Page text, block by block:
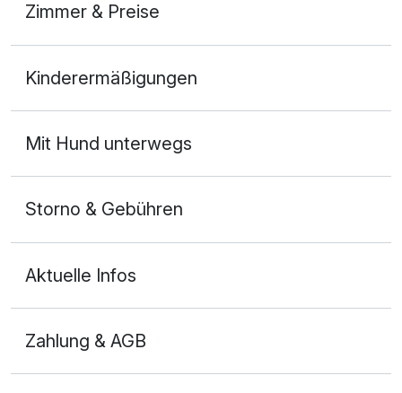
Zimmer & Preise
2 Erwachsene und 1 Kind
Kinderermäßigungen
Mit Hund unterwegs
Storno & Gebühren
Aktuelle Infos
Zahlung & AGB